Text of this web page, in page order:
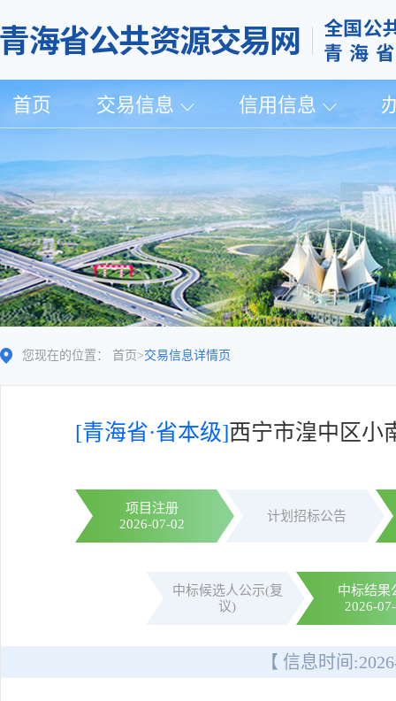
首页 交易信息 信用信息
您现在的位置： 首页 >交易信息详情页
[青海省·省本级]西宁市湟中区小
项目注册
2026-07-02
计划招标公告
中标候选人公示(复
议)
中标结果
2026-
【 信息时间: